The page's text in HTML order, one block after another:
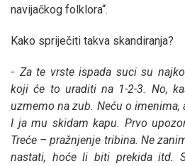
navijačkog folklora“.
Kako spriječiti takva skandiranja?
- Za te vrste ispada suci su
koji će to uraditi na 1-2-3. No,
uzmemo na zub. Neću o imenima,
I ja mu skidam kapu. Prvo
Treće – pražnjenje tribina. Ne
nastati, hoće li biti prekida itd.